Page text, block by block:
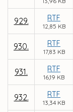
929. RTF
12,85 KB
930. RTF
17,83 KB
931. RTF
16,19 KB
932. RTF
13,34 KB